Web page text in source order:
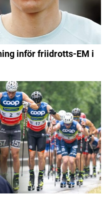
inför friidrotts-EM i